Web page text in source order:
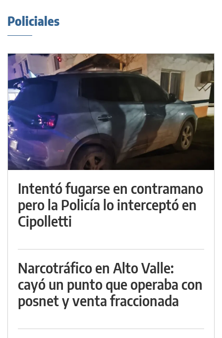
Policiales
Intentó fugarse en contramano
pero la Policía lo interceptó en
Cipolletti
Narcotráfico en Alto Valle:
cayó un punto que operaba con
posnet y venta fraccionada